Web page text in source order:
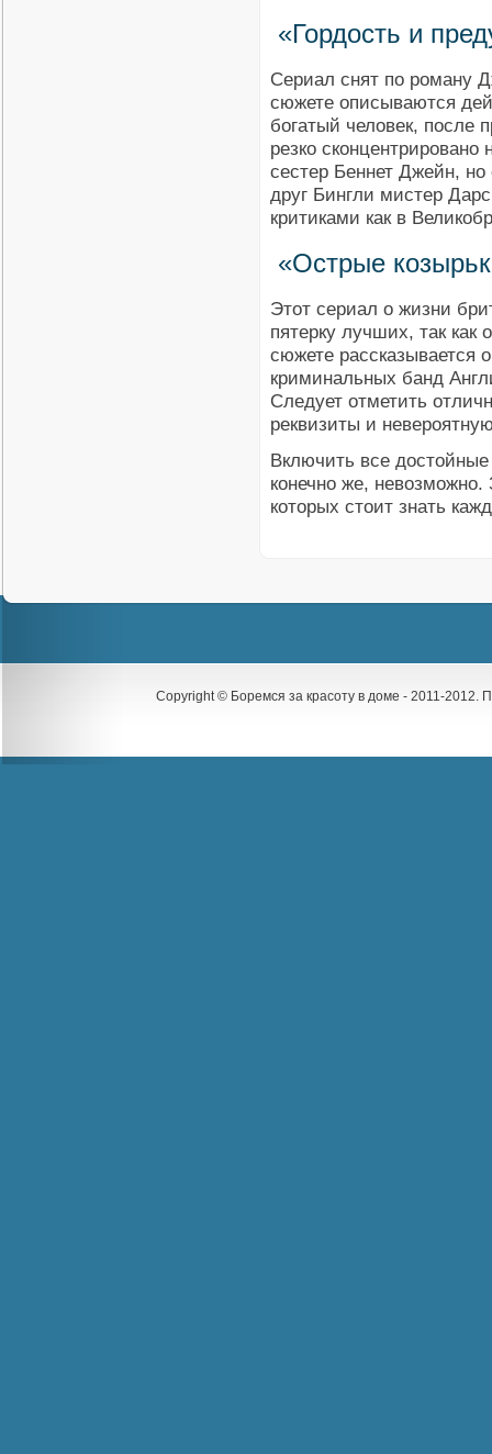
«Гордость и
Сериал снят по роману
сюжете описываются
богатый человек, после
резко
сестер Беннет Джейн,
друг Бингли мистер
критиками как в
«Острые
Этот сериал о жизни
пятерку лучших, так как
сюжете рассказывается
криминальных банд
Следует отметить
реквизиты и
Включить все
конечно же,
которых стоит знать
Copyright © Боремся за красоту в доме - 2011-2012.